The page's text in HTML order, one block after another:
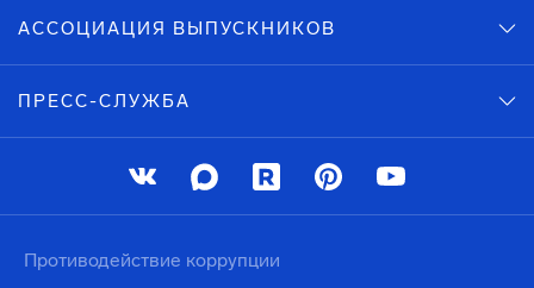
АССОЦИАЦИЯ ВЫПУСКНИКОВ
ПРЕСС-СЛУЖБА
Противодействие коррупции